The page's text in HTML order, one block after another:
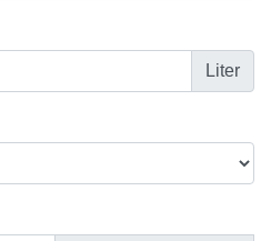
Liter